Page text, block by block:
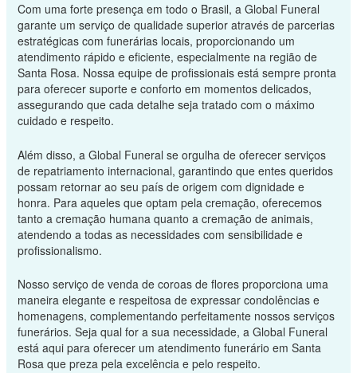
Com uma forte presença em todo o Brasil, a Global Funeral
garante um serviço de qualidade superior através de parcerias
estratégicas com funerárias locais, proporcionando um
atendimento rápido e eficiente, especialmente na região de
Santa Rosa. Nossa equipe de profissionais está sempre pronta
para oferecer suporte e conforto em momentos delicados,
assegurando que cada detalhe seja tratado com o máximo
cuidado e respeito.
Além disso, a Global Funeral se orgulha de oferecer serviços
de repatriamento internacional, garantindo que entes queridos
possam retornar ao seu país de origem com dignidade e
honra. Para aqueles que optam pela cremação, oferecemos
tanto a cremação humana quanto a cremação de animais,
atendendo a todas as necessidades com sensibilidade e
profissionalismo.
Nosso serviço de venda de coroas de flores proporciona uma
maneira elegante e respeitosa de expressar condolências e
homenagens, complementando perfeitamente nossos serviços
funerários. Seja qual for a sua necessidade, a Global Funeral
está aqui para oferecer um atendimento funerário em Santa
Rosa que preza pela excelência e pelo respeito.